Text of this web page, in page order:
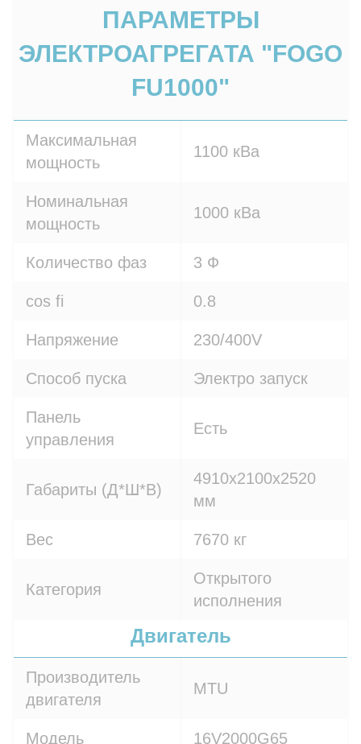
ПАРАМЕТРЫ
ЭЛЕКТРОАГРЕГАТА "FOGO
FU1000"
Максимальная
мощность
1100 кВа
Номинальная
мощность
1000 кВа
Количество фаз 3 Ф
cos fi 0.8
Напряжение 230/400V
Способ пуска Электро запуск
Панель
управления
Есть
Габариты (Д*Ш*В)
4910х2100х2520
мм
Вес 7670 кг
Категория
Открытого
исполнения
Двигатель
Производитель
двигателя
MTU
Модель 16V2000G65